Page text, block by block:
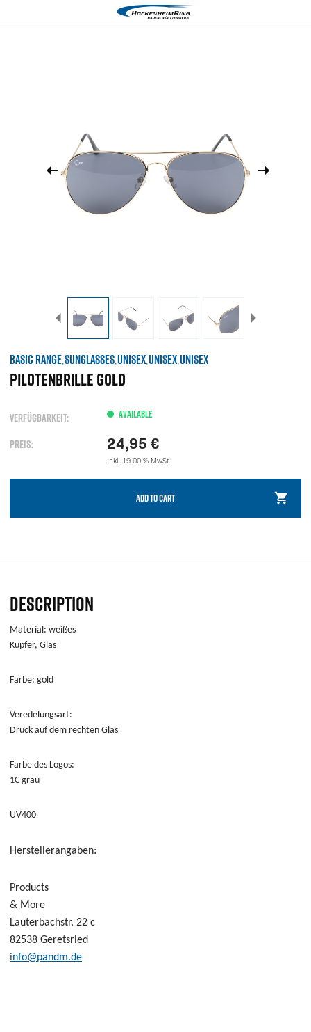
BASIC RANGE,SUNGLASSES,UNISEX,UNISEX,UNISEX
PILOTENBRILLE GOLD
VERFÜGBARKEIT: AVAILABLE
PREIS: 24,95 €
Inkl. 19.00 % MwSt.
ADD TO CART
DESCRIPTION
Material: weißes
Kupfer, Glas
Farbe: gold
Veredelungsart:
Druck auf dem rechten Glas
Farbe des Logos:
1C grau
UV400
Herstellerangaben:
Products
& More
Lauterbachstr. 22 c
82538 Geretsried
info@pandm.de